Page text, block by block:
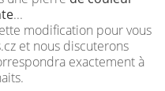
...
modification pour vous
et nous discuterons
exactement à